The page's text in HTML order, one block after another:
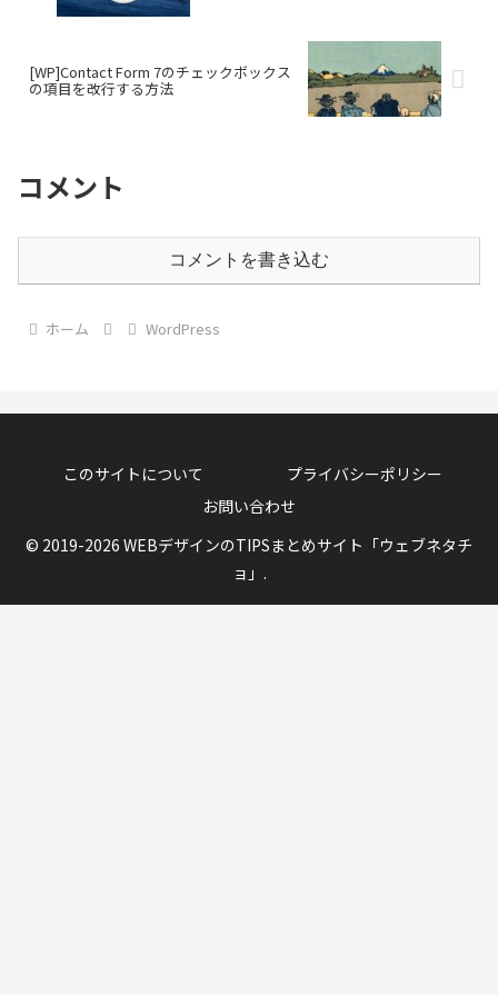
[WP]Contact Form 7のチェックボックス
の項目を改行する方法
コメント
コメントを書き込む
ホーム WordPress
このサイトについて
プライバシーポリシー
お問い合わせ
© 2019-2026 WEBデザインのTIPSまとめサイト「ウェブネタチ
ョ」.